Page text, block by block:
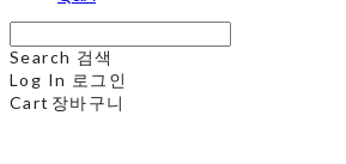
Search 검색
Log In 로그인
Cart 장바구니